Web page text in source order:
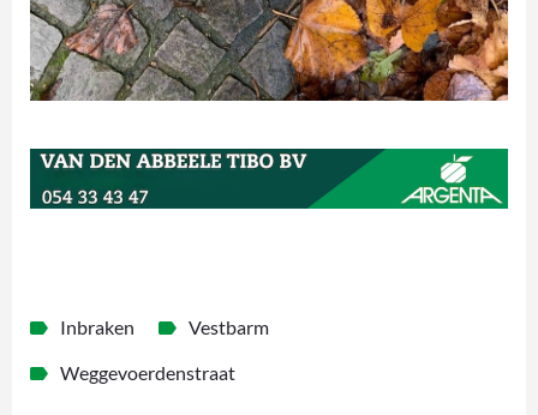
Inbraken
Vestbarm
Weggevoerdenstraat